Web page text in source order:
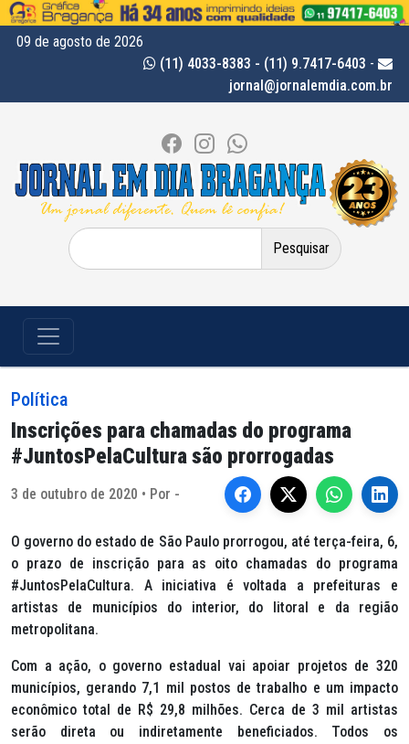
09 de agosto de 2026
(11) 4033-8383 - (11) 9.7417-6403 -
jornal@jornalemdia.com.br
Pesquisar
por:
Política
Inscrições para chamadas do programa
#JuntosPelaCultura são prorrogadas
3 de outubro de 2020 • Por -
O governo do estado de São Paulo prorrogou, até terça-feira, 6,
o prazo de inscrição para as oito chamadas do programa
#JuntosPelaCultura. A iniciativa é voltada a prefeituras e
artistas de municípios do interior, do litoral e da região
metropolitana.
Com a ação, o governo estadual vai apoiar projetos de 320
municípios, gerando 7,1 mil postos de trabalho e um impacto
econômico total de R$ 29,8 milhões. Cerca de 3 mil artistas
serão direta ou indiretamente beneficiados. Todos os